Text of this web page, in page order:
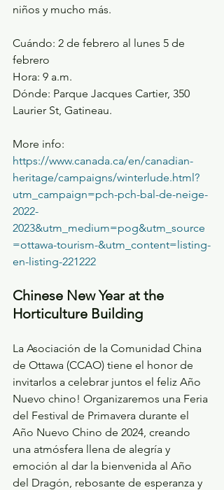
niños y mucho más.
Cuándo: 2 de febrero al lunes 5 de
febrero
Hora: 9 a.m.
Dónde: Parque Jacques Cartier, 350
Laurier St, Gatineau.
More info:
https://www.canada.ca/en/canadian-
heritage/campaigns/winterlude.html?
utm_campaign=pch-pch-bal-de-neige-
2022-
2023&utm_medium=pog&utm_source
=ottawa-tourism-&utm_content=listing-
en-listing-221222
Chinese New Year at the
Horticulture Building
La Asociación de la Comunidad China
de Ottawa (CCAO) tiene el honor de
invitarlos a celebrar juntos el feliz Año
Nuevo chino! Organizaremos una Feria
del Festival de Primavera durante el
Año Nuevo Chino de 2024, creando
una atmósfera llena de alegría y
emoción al dar la bienvenida al Año
del Dragón, rebosante de esperanza y